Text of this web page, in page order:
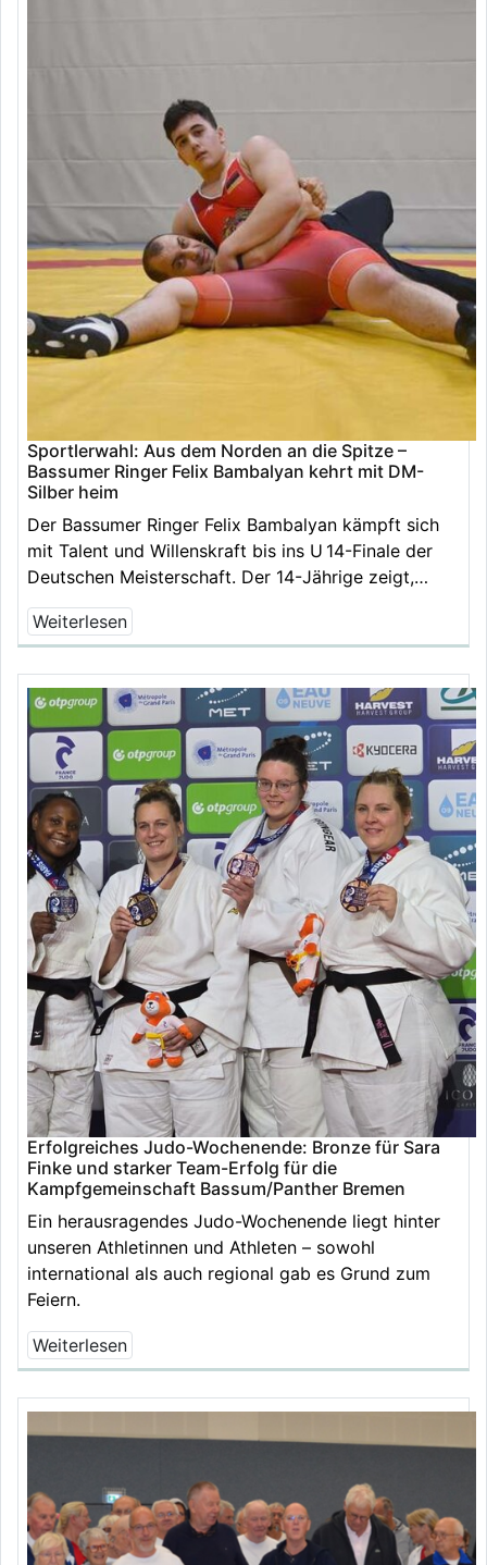
Sportlerwahl: Aus dem Norden an die Spitze –
Bassumer Ringer Felix Bambalyan kehrt mit DM-
Silber heim
Der Bassumer Ringer Felix Bambalyan kämpft sich
mit Talent und Willenskraft bis ins U 14-Finale der
Deutschen Meisterschaft. Der 14-Jährige zeigt,…
Weiterlesen
Erfolgreiches Judo-Wochenende: Bronze für Sara
Finke und starker Team-Erfolg für die
Kampfgemeinschaft Bassum/Panther Bremen
Ein herausragendes Judo-Wochenende liegt hinter
unseren Athletinnen und Athleten – sowohl
international als auch regional gab es Grund zum
Feiern.
Weiterlesen